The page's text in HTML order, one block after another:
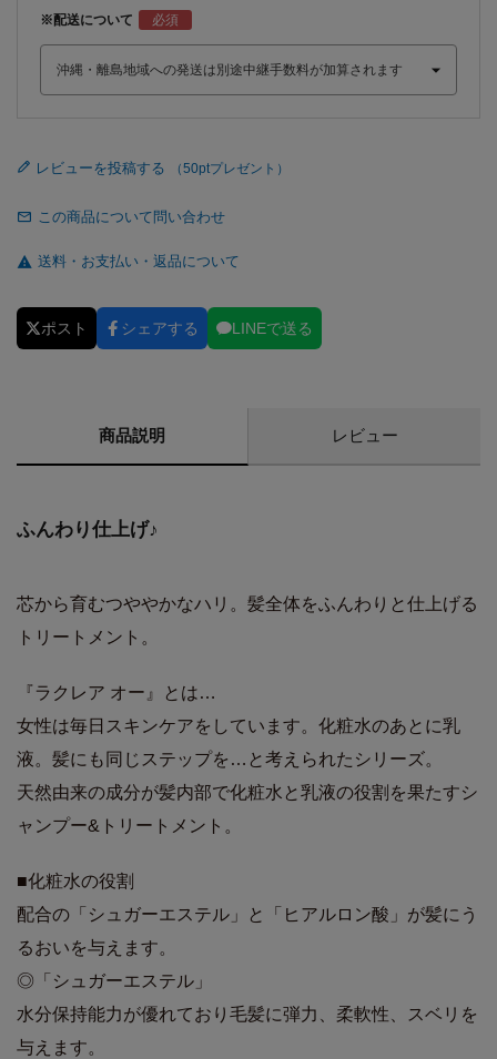
※配送について
レビューを投稿する
この商品について問い合わせ
送料・お支払い・返品について
ポスト シェアする LINEで送る
商品説明 レビュー
ふんわり仕上げ♪
芯から育むつややかなハリ。髪全体をふんわりと仕上げる
トリートメント。
『ラクレア オー』とは…
女性は毎日スキンケアをしています。化粧水のあとに乳
液。髪にも同じステップを…と考えられたシリーズ。
天然由来の成分が髪内部で化粧水と乳液の役割を果たすシ
ャンプー&トリートメント。
■化粧水の役割
配合の「シュガーエステル」と「ヒアルロン酸」が髪にう
るおいを与えます。
◎「シュガーエステル」
水分保持能力が優れており毛髪に弾力、柔軟性、スベリを
与えます。